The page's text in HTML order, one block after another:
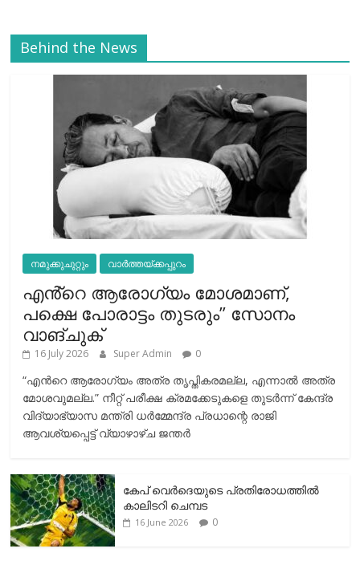
Behind the News
നമുക്കുചുറ്റും വാർത്തയ്ക്കപ്പുറം
എൻ്റെ ആരോഗ്യം മോശമാണ്,
പക്ഷെ പോരാട്ടം തുടരും” സോനം
വാങ്ചുക്
16 July 2026 Super Admin 0
“എന്‍റെ ആരോഗ്യം അത്ര തൃപ്തികരമല്ല, എന്നാൽ അത്ര
മോശവുമല്ല.” നീറ്റ് പരീക്ഷ ക്രമക്കേടുകളെ തുടർന്ന് കേന്ദ്ര
വിദ്യാഭ്യാസ മന്ത്രി ധർമ്മേന്ദ്ര പ്രധാന്റെ രാജി
ആവശ്യപ്പെട്ട് വ്യാഴാഴ്ച ജന്തർ
കേപ് വെര്‍ദെയുടെ പ്രതിരോധത്തില്‍
കാലിടറി ചെമ്പട
16 June 2026 0